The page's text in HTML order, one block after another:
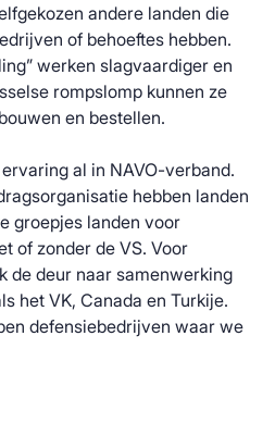
andere landen die
of behoeftes hebben.
werken slagvaardiger en
rompslomp kunnen ze
en bestellen.
al in NAVO-verband.
hebben landen
groepjes landen voor
of zonder de VS. Voor
de deur naar samenwerking
het VK, Canada en Turkije.
defensiebedrijven waar we